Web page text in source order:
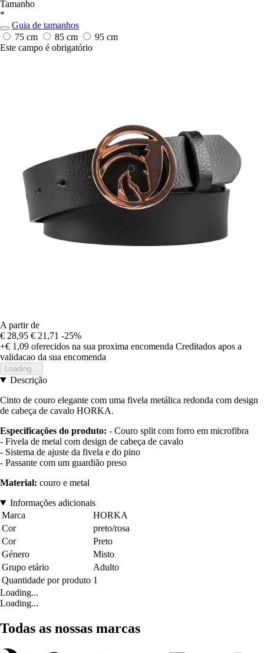
Tamanho
*
Guia de tamanhos
75 cm
85 cm
95 cm
Este campo é obrigatório
A partir de
€ 28,95 € 21,71 -25%
+€ 1,09 oferecidos na sua proxima encomenda Creditados apos a
validacao da sua encomenda
Loading...
Descrição
Cinto de couro elegante com uma fivela metálica redonda com design
de cabeça de cavalo HORKA.
Especificações do produto: - Couro split com forro em microfibra
- Fivela de metal com design de cabeça de cavalo
- Sistema de ajuste da fivela e do pino
- Passante com um guardião preso
Material: couro e metal
Informações adicionais
Marca
HORKA
Cor
preto/rosa
Cor
Preto
Género
Misto
Grupo etário
Adulto
Quantidade por produto 1
Loading...
Loading...
Todas as nossas marcas